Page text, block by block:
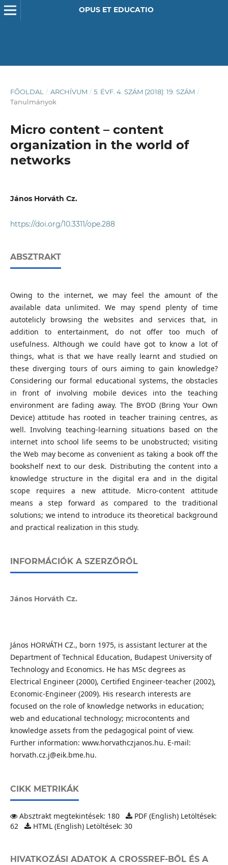
OPUS ET EDUCATIO
FŐOLDAL / ARCHÍVUM / 5. ÉVF. 4. SZÁM (2018): 19. SZÁM /
Tanulmányok
Micro content – content
organization in the world of
networks
János Horváth Cz.
https://doi.org/10.3311/ope.288
ABSZTRAKT
Owing to the internet, we may feel the amount of the
available data unlimited. We may spend plenty of time
autotelicly browsing the websites and services that, in
addition to entertainment, do not offer too much of
usefulness. Although we could have got to know a lot of
things, what is that we have really learnt and studied on
these diverging tours of ours aiming to gain knowledge?
Considering our formal educational systems, the obstacles
in front of involving mobile devices into the teaching
environment are fading away. The BYOD (Bring Your Own
Device) attitude has rooted in teacher training centres, as
well. Involving teaching-learning situations based on the
internet into school life seems to be unobstructed; visiting
the Web may become as convenient as taking a book off the
bookshelf next to our desk. Distributing the content into a
knowledge structure in the digital era and in the digital
scope requires a new attitude. Micro-content attitude
means a step forward as compared to the traditional
solutions; we intend to introduce its theoretical background
and practical realization in this study.
INFORMÁCIÓK A SZERZŐRŐL
János Horváth Cz.
János HORVÁTH CZ., born 1975, is assistant lecturer at the
Department of Technical Education, Budapest University of
Technology and Economics. He has MSc degrees as
Electrical Engineer (2000), Certified Engineer-teacher (2002),
Economic-Engineer (2009). His research interests are
focused on the role of knowledge networks in education;
web and educational technology; microcontents and
knowledge assets from the pedagogical point of view.
Further information: www.horvathczjanos.hu. E-mail:
horvath.cz.j@eik.bme.hu.
CIKK METRIKÁK
Absztrakt megtekintések: 180
PDF (English) Letöltések:
62
HTML (English) Letöltések: 30
HIVATKOZÁSI ADATOK A CROSSREF-BŐL ÉS A